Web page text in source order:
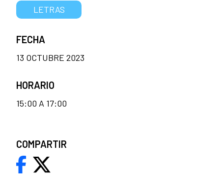
LETRAS
FECHA
13 OCTUBRE 2023
HORARIO
15:00 A 17:00
COMPARTIR